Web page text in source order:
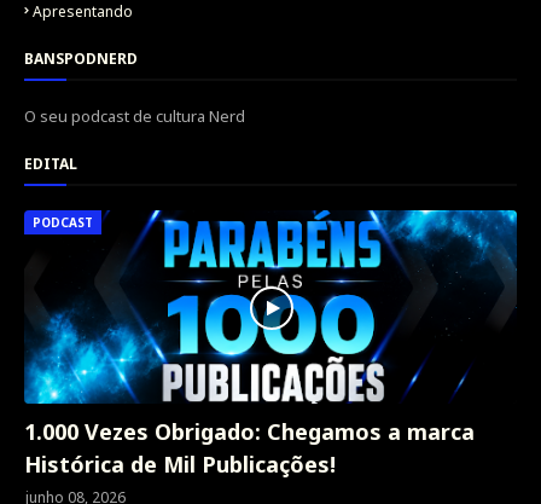
Apresentando
BANSPODNERD
O seu podcast de cultura Nerd
EDITAL
PODCAST
1.000 Vezes Obrigado: Chegamos a marca
Histórica de Mil Publicações!
junho 08, 2026